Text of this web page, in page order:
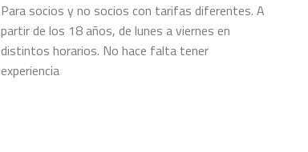
Para socios y no socios con tarifas diferentes. A
partir de los 18 años, de lunes a viernes en
distintos horarios. No hace falta tener
experiencia